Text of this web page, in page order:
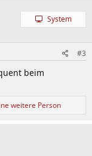
System
#3
beim
weitere Person